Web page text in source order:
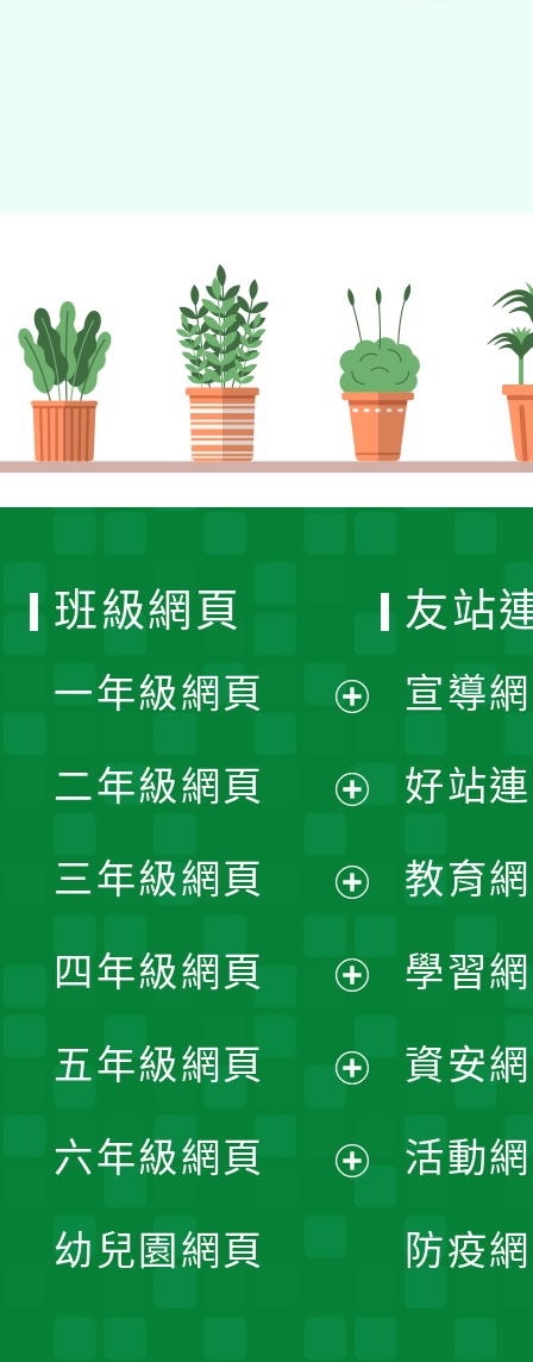
班級網頁
一年級網頁
開
選
單
二年級網頁
開
選
單
三年級網頁
開
選
單
四年級網頁
開
選
五年級網頁
開
六年級網頁
幼兒園網頁
友站
宣導
好站
教育
學習
資安
活動
防疫